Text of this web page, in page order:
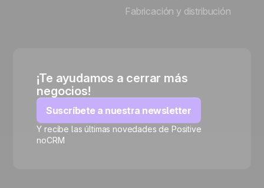
Fabricación y distribución
¡Te ayudamos a cerrar más
negocios!
Suscríbete a nuestra newsletter
Y recibe las últimas novedades de Positive
noCRM